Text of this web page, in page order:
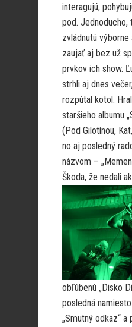
interagujú,
pod. Jednoducho,
zvládnutú
zaujať aj bez už
prvkov ich show.
strhli aj dnes
rozpútal kotol.
staršieho albumu
(Pod Gilotínou,
no aj posledný
názvom –
Škoda, že nedali
obľúbenú „Disko
posledná
„Smutný odkaz“